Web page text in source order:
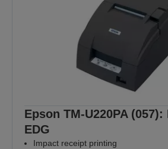
Epson TM-U220PA
EDG
Impact receipt printing